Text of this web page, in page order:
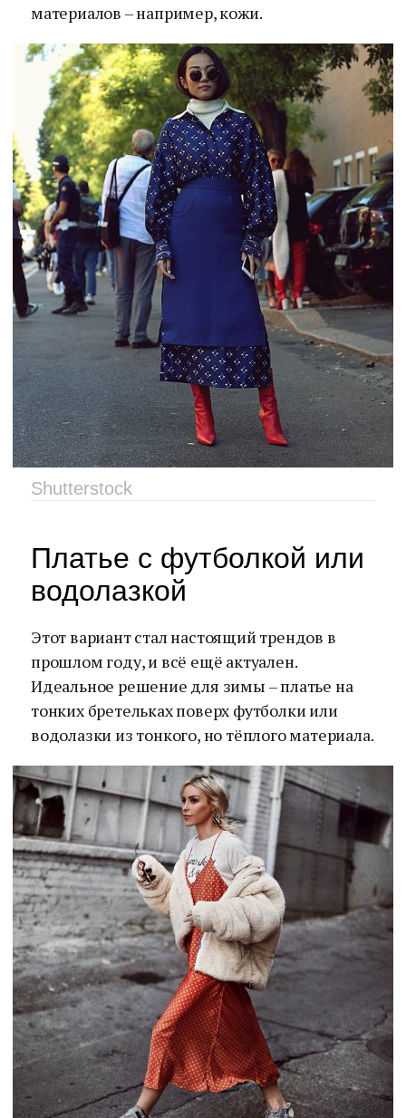
материалов – например, кожи.
Shutterstock
Платье с футболкой или
водолазкой
Этот вариант стал настоящий трендов в
прошлом году, и всё ещё актуален.
Идеальное решение для зимы – платье на
тонких бретельках поверх футболки или
водолазки из тонкого, но тёплого материала.